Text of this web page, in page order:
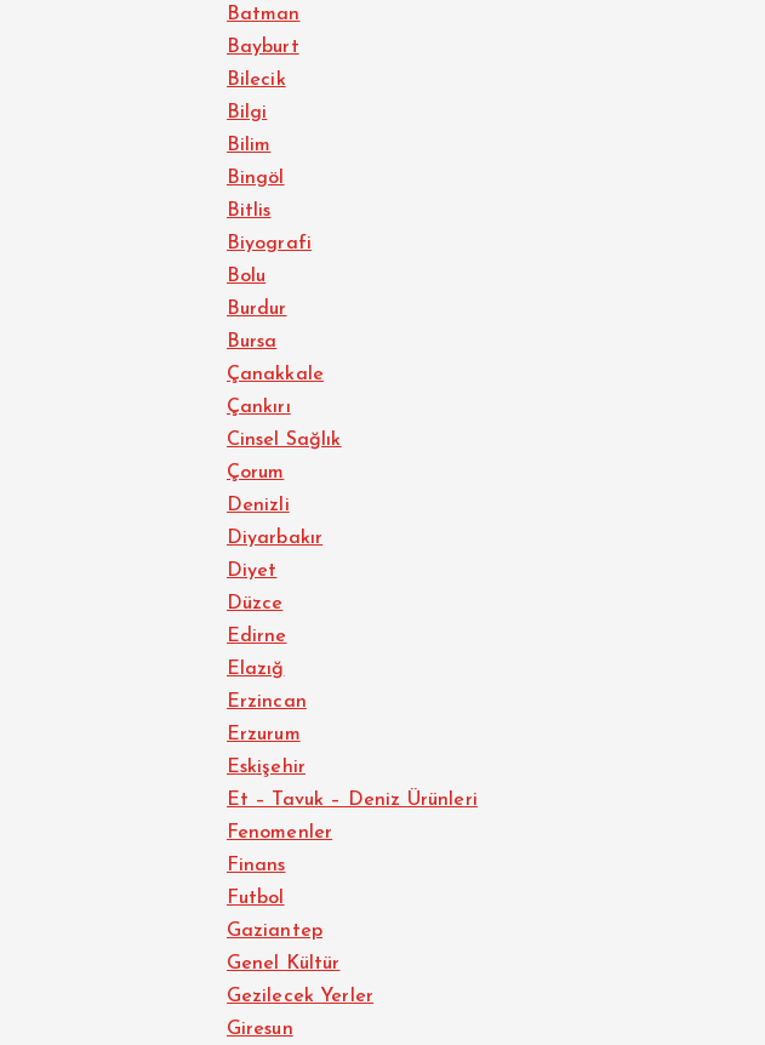
Batman
Bayburt
Bilecik
Bilgi
Bilim
Bingöl
Bitlis
Biyografi
Bolu
Burdur
Bursa
Çanakkale
Çankırı
Cinsel Sağlık
Çorum
Denizli
Diyarbakır
Diyet
Düzce
Edirne
Elazığ
Erzincan
Erzurum
Eskişehir
Et – Tavuk – Deniz Ürünleri
Fenomenler
Finans
Futbol
Gaziantep
Genel Kültür
Gezilecek Yerler
Giresun